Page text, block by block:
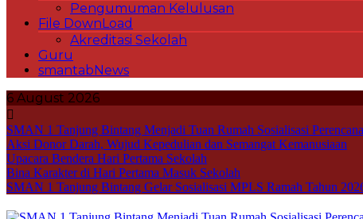
Pengumuman Kelulusan
File DownLoad
Akreditasi Sekolah
Guru
smantabNews
6 August 2026
SMAN 1 Tanjung Bintang Menjadi Tuan Rumah Sosialisasi
Aksi Donor Darah, Wujud Kepedulian dan Semangat Kemanusiaan
Upacara Bendera Hari Pertama Sekolah
Bina Karakter di Hari Pertama Masuk Sekolah
SMAN 1 Tanjung Bintang Gelar Sosialisasi MPLS Ramah Tahun